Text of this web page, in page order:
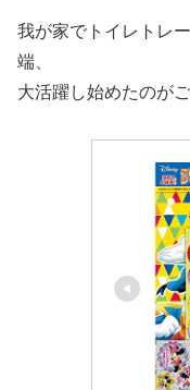
我が家でトイレトレ
端、
大活躍し始めたのが